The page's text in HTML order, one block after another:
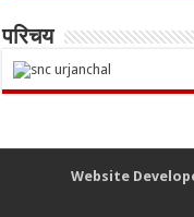
परिचय
Website